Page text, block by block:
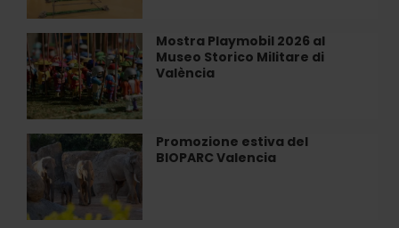
quello
che
puoi
vedere
ad
agosto
Mostra Playmobil 2026 al
Museo Storico Militare di
València
Mostra
Playmobil
2026
al
Museo
Storico
Militare
di
València
Promozione estiva del
BIOPARC Valencia
Promozione
estiva
del
BIOPARC
Valencia